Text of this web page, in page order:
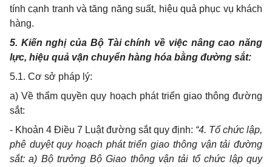
tính cạnh tranh và tăng năng suất, hiệu quả phục vụ khách
hàng.
5. Kiến nghị của Bộ Tài chính về việc nâng cao năng
lực, hiệu quả vận chuyển hàng hóa bằng đường sắt:
5.1. Cơ sở pháp lý:
a) Về thẩm quyền quy hoạch phát triển giao thông đường
sắt:
- Khoản 4 Điều 7 Luật đường sắt quy định: “4. Tổ chức lập,
phê duyệt quy hoạch phát triển giao thông vận tải đường
sắt: a) Bộ trưởng Bộ Giao thông vận tải tổ chức lập quy